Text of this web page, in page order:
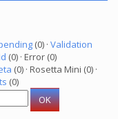
(0) · Validation
(0) · Error (0)
(0) · Rosetta Mini (0) ·
(0)